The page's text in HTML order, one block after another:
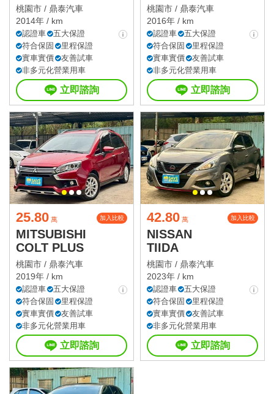
桃園市 / 鼎泰汽車
2014年 / km
認證車
五大保證
符合保固
里程保證
實車實價
友善試車
非多元化營業用車
立即諮詢
桃園市 / 鼎泰汽車
2016年 / km
認證車
五大保證
符合保固
里程保證
實車實價
友善試車
非多元化營業用車
立即諮詢
25.80 萬 加入比較
MITSUBISHI
COLT PLUS
桃園市 / 鼎泰汽車
2019年 / km
認證車
五大保證
符合保固
里程保證
實車實價
友善試車
非多元化營業用車
立即諮詢
42.80 萬 加入比較
NISSAN
TIIDA
桃園市 / 鼎泰汽車
2023年 / km
認證車
五大保證
符合保固
里程保證
實車實價
友善試車
非多元化營業用車
立即諮詢